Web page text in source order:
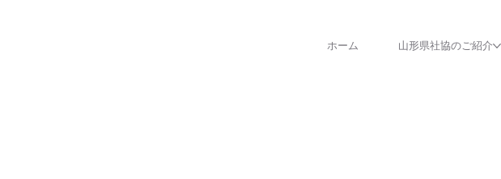
ホーム 山形県社協のご紹介